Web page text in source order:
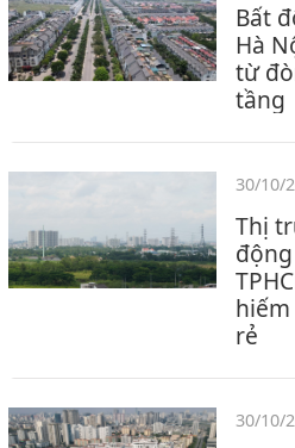
Bất
Hà
từ
tầng
30/10/
Thị
rẻ
30/10/